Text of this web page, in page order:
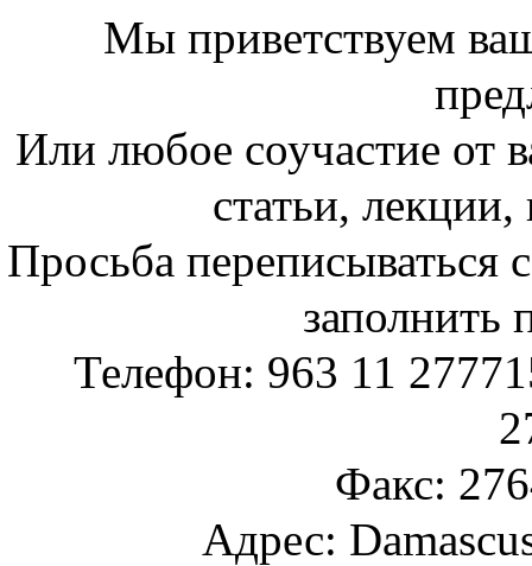
Мы приветствуем
Или любое соучастие от
статьи,
Просьба
заполнить
Телефон: 963 11
Факс:
Адрес: